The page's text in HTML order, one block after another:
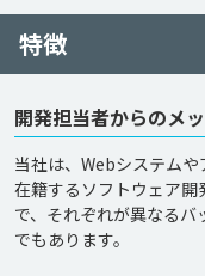
特徴
開発担当者からのメ
当社は、Webシステム
在籍するソフトウェア
で、それぞれが異なる
でもあります。